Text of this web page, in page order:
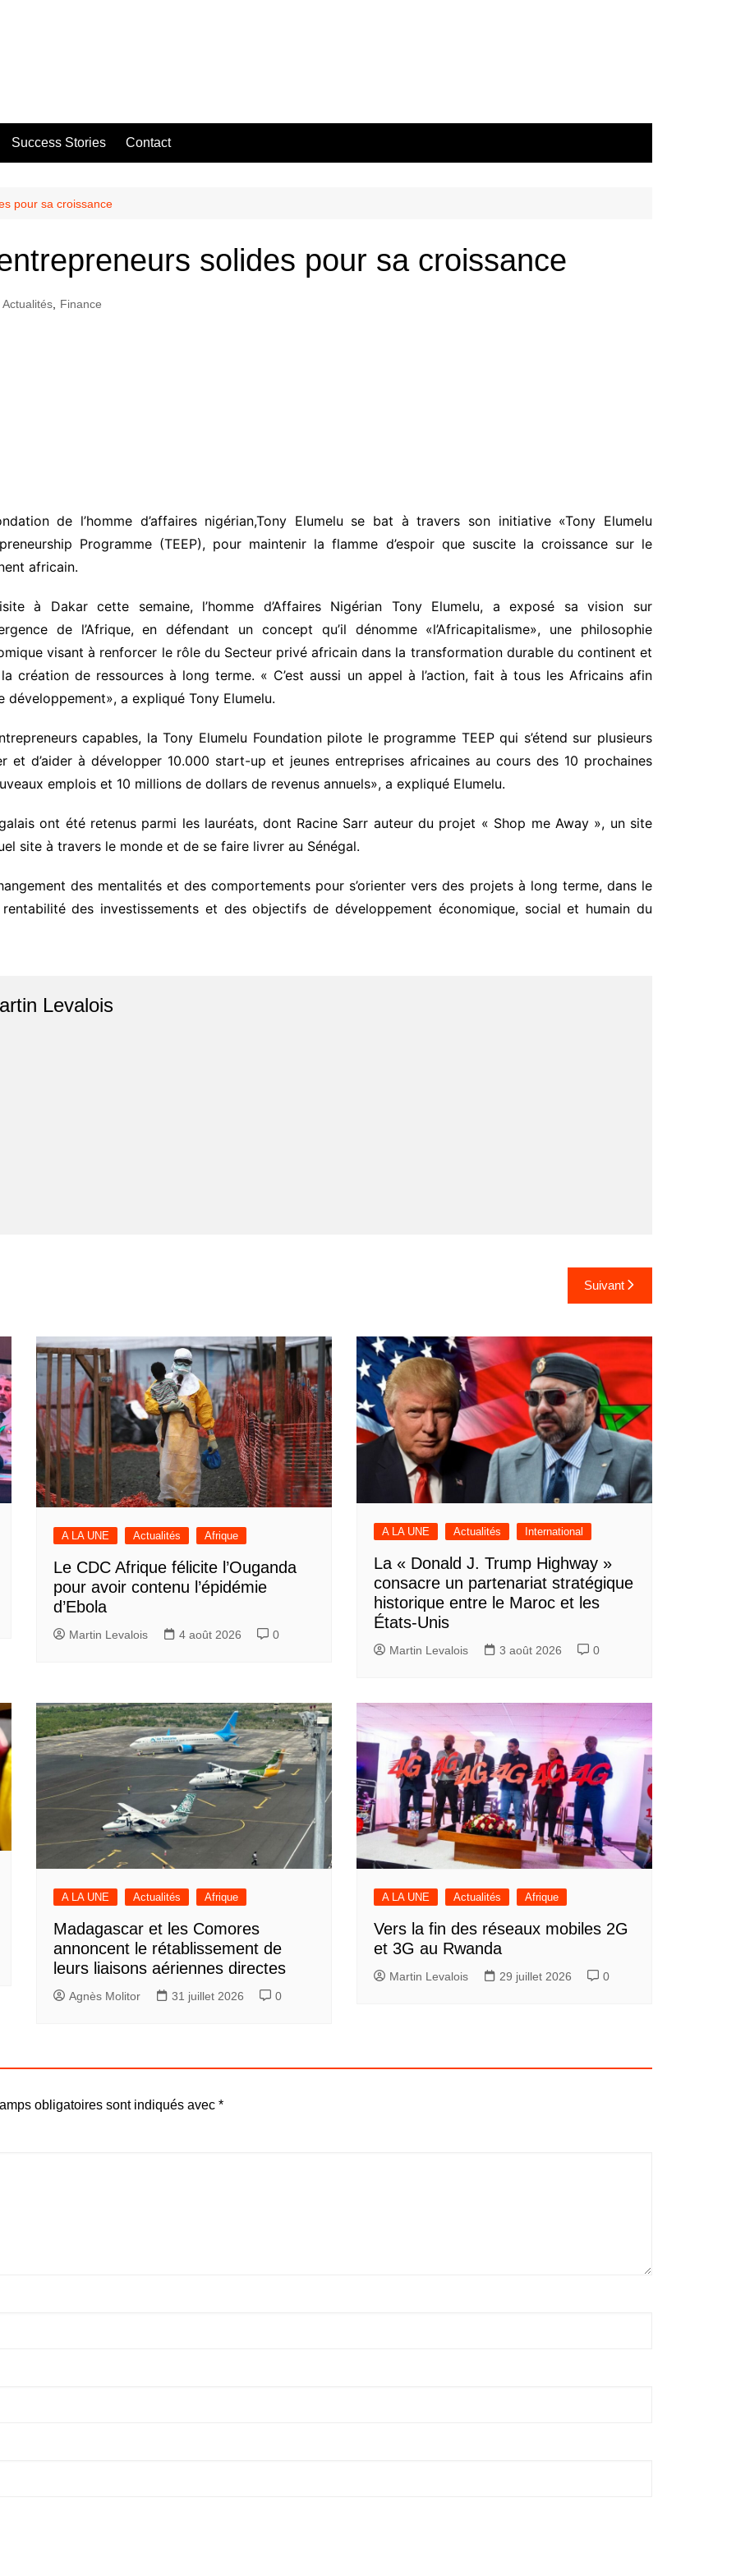
Success Stories Contact
pour sa croissance
solides pour sa croissance
Actualités Finance
de l’homme d’affaires nigérian,Tony Elumelu se bat à travers son initiative «Tony Elumelu
Programme (TEEP), pour maintenir la flamme d’espoir que suscite la croissance sur le
africain.
à Dakar cette semaine, l’homme d’Affaires Nigérian Tony Elumelu, a exposé sa vision sur
de l’Afrique, en défendant un concept qu’il dénomme «l’Africapitalisme», une philosophie
visant à renforcer le rôle du Secteur privé africain dans la transformation durable du continent et
création de ressources à long terme. « C’est aussi un appel à l’action, fait à tous les Africains afin
a expliqué Tony Elumelu.
capables, la Tony Elumelu Foundation pilote le programme TEEP qui s’étend sur plusieurs
et d’aider à développer 10.000 start-up et jeunes entreprises africaines au cours des 10 prochaines
emplois et 10 millions de dollars de revenus annuels», a expliqué Elumelu.
ont été retenus parmi les lauréats, dont Racine Sarr auteur du projet « Shop me Away », un site
site à travers le monde et de se faire livrer au Sénégal.
des mentalités et des comportements pour s’orienter vers des projets à long terme, dans le
des investissements et des objectifs de développement économique, social et humain du
Levalois
Suivant
A LA UNE Actualités Afrique
Le CDC Afrique félicite l’Ouganda
pour avoir contenu l’épidémie
d’Ebola
Martin Levalois 4 août 2026 0
A LA UNE Actualités International
La « Donald J. Trump Highway »
consacre un partenariat stratégique
historique entre le Maroc et les
États-Unis
Martin Levalois 3 août 2026 0
A LA UNE Actualités Afrique
Madagascar et les Comores
annoncent le rétablissement de
leurs liaisons aériennes directes
Agnès Molitor 31 juillet 2026 0
A LA UNE Actualités Afrique
Vers la fin des réseaux mobiles 2G
et 3G au Rwanda
Martin Levalois 29 juillet 2026 0
obligatoires sont indiqués avec *